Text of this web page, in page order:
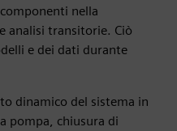
nella
analisi transitorie. Ciò
e dei dati durante
dinamico del sistema in
pompa, chiusura di